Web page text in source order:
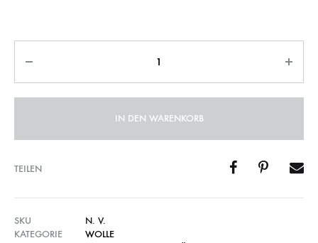
IN DEN WARENKORB
TEILEN
SKU
N. V.
KATEGORIE
WOLLE